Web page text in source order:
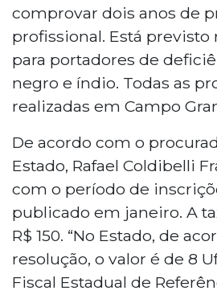
comprovar dois anos de
profissional. Está previsto
para portadores de
negro e índio. Todas as
realizadas em Campo
De acordo com o
Estado, Rafael Coldibelli
com o período de
publicado em janeiro. A
R$ 150. “No Estado, de
resolução, o valor é de 8
Fiscal Estadual de